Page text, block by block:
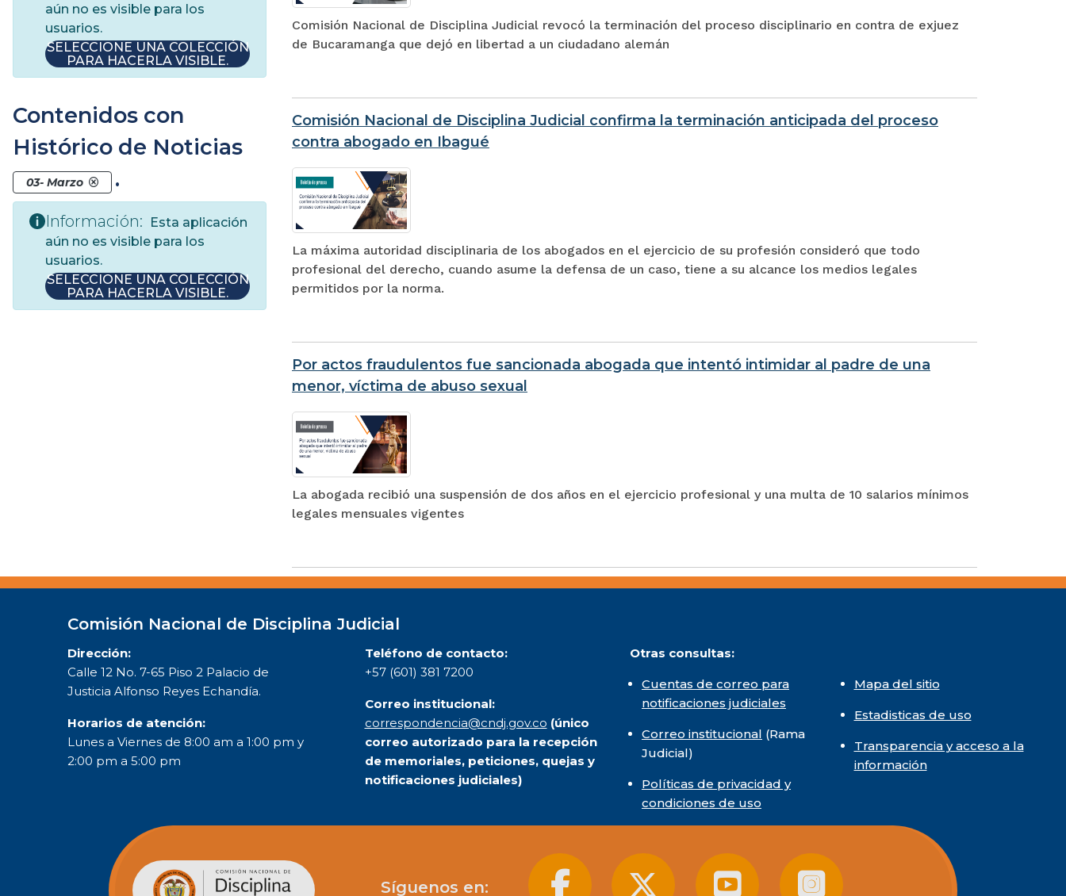
aún no es visible para los
usuarios.
SELECCIONE UNA COLECCIÓN
PARA HACERLA VISIBLE.
Contenidos con
Histórico de Noticias
03- Marzo .
Información:
Esta aplicación
aún no es visible para los
usuarios.
SELECCIONE UNA COLECCIÓN
PARA HACERLA VISIBLE.
Comisión Nacional de Disciplina Judicial revocó la terminación del proceso disciplinario en contra de exjuez
de Bucaramanga que dejó en libertad a un ciudadano alemán
Comisión Nacional de Disciplina Judicial confirma la terminación anticipada del proceso
contra abogado en Ibagué
La máxima autoridad disciplinaria de los abogados en el ejercicio de su profesión consideró que todo
profesional del derecho, cuando asume la defensa de un caso, tiene a su alcance los medios legales
permitidos por la norma.
Por actos fraudulentos fue sancionada abogada que intentó intimidar al padre de una
menor, víctima de abuso sexual
La abogada recibió una suspensión de dos años en el ejercicio profesional y una multa de 10 salarios mínimos
legales mensuales vigentes
Comisión Nacional de Disciplina Judicial
Dirección:
Calle 12 No. 7-65 Piso 2 Palacio de
Justicia Alfonso Reyes Echandía.
Horarios de atención:
Lunes a Viernes de 8:00 am a 1:00 pm y
2:00 pm a 5:00 pm
Teléfono de contacto:
+57 (601) 381 7200
Correo institucional:
correspondencia@cndj.gov.co (único
correo autorizado para la recepción
de memoriales, peticiones, quejas y
notificaciones judiciales)
Otras consultas:
Cuentas de correo para
notificaciones judiciales
Correo institucional (Rama
Judicial)
Políticas de privacidad y
condiciones de uso
Mapa del sitio
Estadisticas de uso
Transparencia y acceso a la
información
Síguenos en: